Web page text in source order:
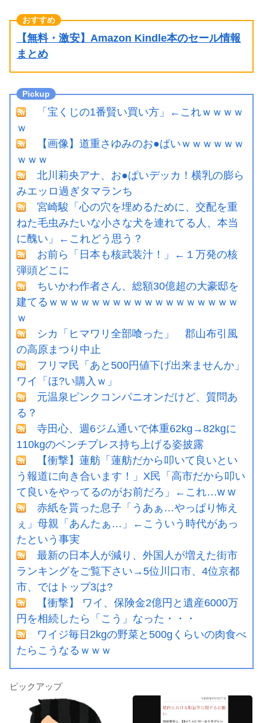
【無料・激安】Amazon Kindle本のセール情報
まとめ
「宝くじの1番賢い買い方」←これｗｗｗｗ
ｗ
【画像】道重さゆみのお●ぱいｗｗｗｗｗｗ
ｗｗｗ
北川莉央アナ、お●ぱいデッカ！横乳の膨ら
みエッロ過ぎタマランち
宮崎駿「心の穴を埋めるために、交配を重
ねた毛虫みたいな小さな犬を連れてる人、本当
に醜い」←これどう思う？
お前ら「日本も核武装汁！」←１万発の核
弾頭どこに
ちいかわ作者さん、総額30億超の大豪邸を
建てるｗｗｗｗｗｗｗｗｗｗｗｗｗｗｗｗｗｗ
ｗ
シカ「ヒマワリ全部喰った」 郡山布引風
の高原まつり中止
フリマ民「あと500円値下げ出来ませんか」
ワイ「ほ?い購入ｗ」
元温泉ピンクコンパニオンだけど、質問あ
る？
寺田心、週6ジム通いで体重62kg→82kgに
110kgのベンチプレス持ち上げる姿披露
【衝撃】蓮舫「蓮舫だから叩いて良いとい
う報道に向き合います！」X民「高市だから叩い
て良いをやってるのがお前だろ」←これ…w w
赤紙を貰った息子「うあぁ…やっぱり怖え
ぇ」母親「あんたぁ…」←こういう時代があっ
たという事実
最新の日本人が減り、外国人が増えた街市
ランキングをご覧下さい→5位川口市、4位京都
市、ではトップ3は?
【衝撃】 ワイ、保険金2億円と遺産6000万
円を相続したら「こう」なった・・・
ワイジ毎日2kgの野菜と500gくらいの肉食べ
たらこうなるｗｗｗ
ピックアップ